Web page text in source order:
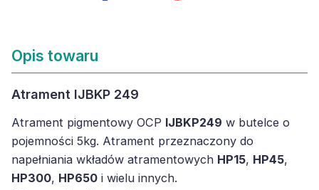
Opis towaru
Atrament IJBKP 249
Atrament pigmentowy OCP IJBKP249 w butelce o
pojemności 5kg. Atrament przeznaczony do
napełniania wkładów atramentowych HP15, HP45,
HP300, HP650 i wielu innych.